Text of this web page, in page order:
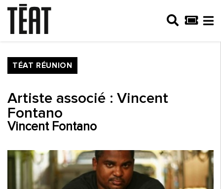
TÉAT RÉUNION
Artiste associé : Vincent
Fontano
Vincent Fontano